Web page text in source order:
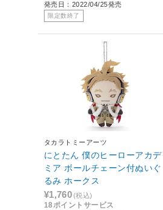
発売日：2022/04/25発売
限定数終了
タカラトミーアーツ
にとたん 僕のヒーローアカデ
ミア ボールチェーン付ぬいぐ
るみ ホークス
¥1,760(税込)
18ポイントサービス